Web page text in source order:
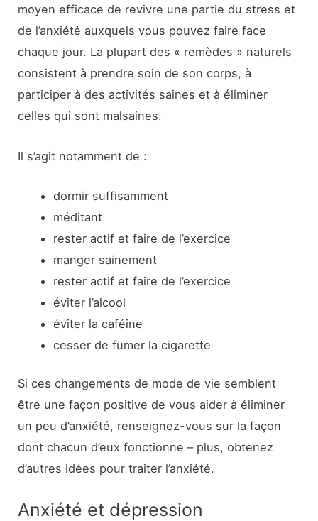
moyen efficace de revivre une partie du stress et
de l’anxiété auxquels vous pouvez faire face
chaque jour. La plupart des « remèdes » naturels
consistent à prendre soin de son corps, à
participer à des activités saines et à éliminer
celles qui sont malsaines.
Il s’agit notamment de :
dormir suffisamment
méditant
rester actif et faire de l’exercice
manger sainement
rester actif et faire de l’exercice
éviter l’alcool
éviter la caféine
cesser de fumer la cigarette
Si ces changements de mode de vie semblent
être une façon positive de vous aider à éliminer
un peu d’anxiété, renseignez-vous sur la façon
dont chacun d’eux fonctionne – plus, obtenez
d’autres idées pour traiter l’anxiété.
Anxiété et dépression